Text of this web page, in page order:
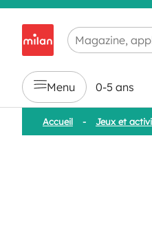
Chargement en
Menu 0-5 ans
Accueil - Jeux et